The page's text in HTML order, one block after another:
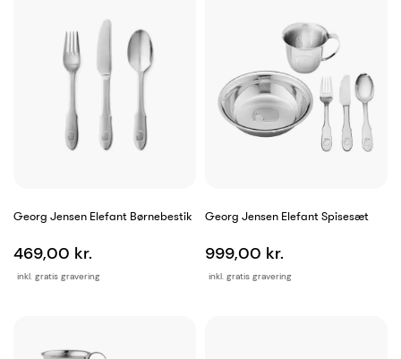
Georg Jensen Elefant Børnebestik
inkl. gratis gravering
469,00 kr.
Georg Jensen Elefant Spisesæt
inkl. gratis gravering
999,00 kr.